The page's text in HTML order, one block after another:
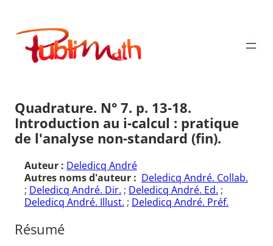
contenu
Publimath
Quadrature. N° 7. p. 13-18.
Introduction au i-calcul : pratique
de l'analyse non-standard (fin).
Auteur : Deledicq André
Autres noms d'auteur : Deledicq André. Collab.
; Deledicq André. Dir. ; Deledicq André. Ed. ;
Deledicq André. Illust. ; Deledicq André. Préf.
Résumé